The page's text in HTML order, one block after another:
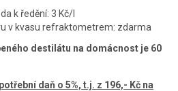
k ředění: 3 Kč/l
v kvasu refraktometrem: zdarma
destilátu na domácnost je 60
daň o 5%, t.j. z 196,- Kč na